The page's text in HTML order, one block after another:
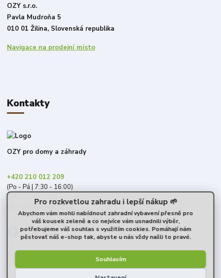
OZY s.r.o.
Pavla Mudroňa 5
010 01 Žilina, Slovenská republika
Navigace na prodejní místo
Kontakty
OZY pro domy a záhrady
+420 210 012 209
(Po - Pá | 7:30 - 16:00)
shop@ozy.market
Pro rozkvetlou zahradu i lepší nákup 🌱
Abychom vám mohli nabídnout zahradní vybavení přesně pro
váš kousek zeleně a co nejvíce vám usnadnili výběr,
potřebujeme váš souhlas s využitím cookies. Pomáhají nám
pěstovat náš e-shop tak, abyste u nás vždy našli to pravé.
Souhlasím